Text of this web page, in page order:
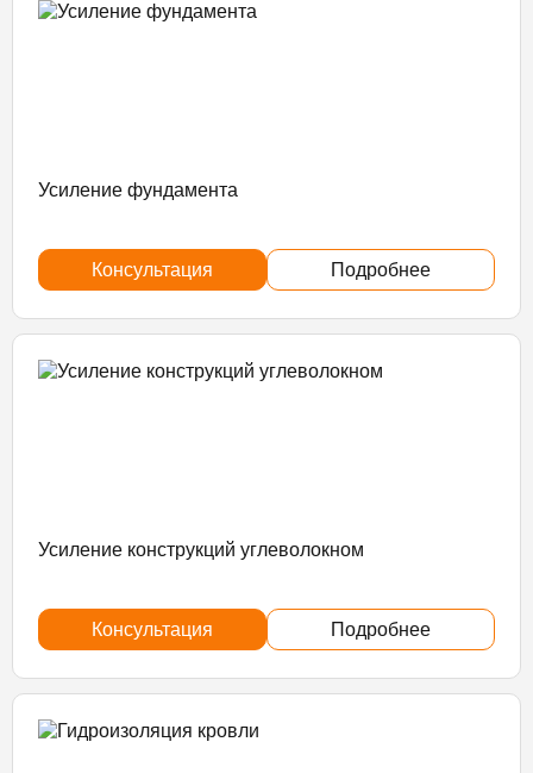
Усиление фундамента
Консультация Подробнее
Усиление конструкций углеволокном
Консультация Подробнее